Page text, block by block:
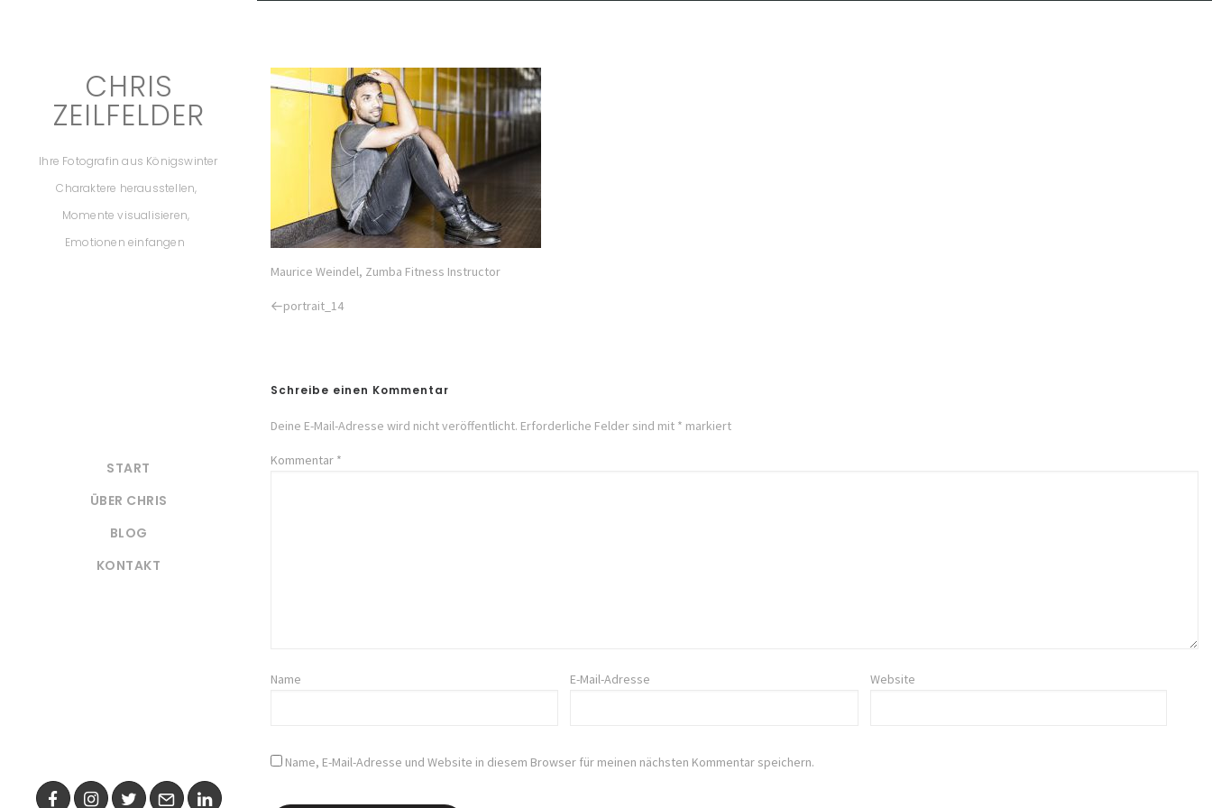
CHRIS
ZEILFELDER
Ihre Fotografin aus Königswinter
Charaktere herausstellen,
Momente visualisieren,
Emotionen einfangen
START
ÜBER CHRIS
BLOG
KONTAKT
Maurice Weindel, Zumba Fitness Instructor
Previous
portrait_14
Schreibe einen Kommentar
Deine E-Mail-Adresse wird nicht veröffentlicht. Erforderliche Felder sind mit * markiert
Kommentar *
Name E-Mail-Adresse Website
Name, E-Mail-Adresse und Website in diesem Browser für meinen nächsten Kommentar speichern.